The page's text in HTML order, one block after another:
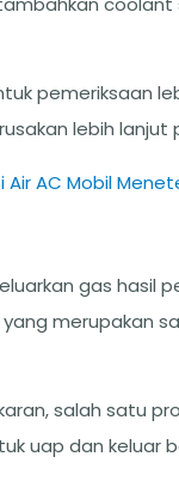
pemeriksaan
lebih lanjut
AC Mobil
gas hasil
merupakan
salah satu
uap dan keluar